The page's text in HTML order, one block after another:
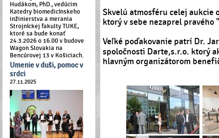
Hudákom, PhD., vedúcim
Katedry biomedicínskeho
inžinierstva a merania
Strojníckej fakulty TUKE,
ktoré sa bude konať
24.3.2026 o 16.00 v budove
Wagon Slovakia na
Bencúrovej 13 v Košiciach.
Umenie v duši, pomoc v
srdci
27.11.2025
Skvelú atmosféru celej aukcie
ktorý v sebe nezaprel pravého
Veľké poďakovanie patrí Dr.
spoločnosti Darte,s.r.o. ktorý
hlavným organizátorom